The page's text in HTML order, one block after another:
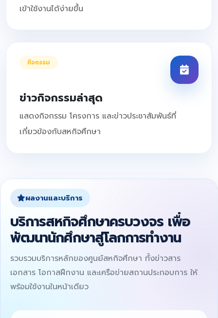
เข้าใช้งานได้ง่ายขึ้น
กิจกรรม
ข่าวกิจกรรมล่าสุด
แสดงกิจกรรม โครงการ และข่าวประชาสัมพันธ์ที่
เกี่ยวข้องกับสหกิจศึกษา
ผลงานและบริการ
บริการสหกิจศึกษาครบวงจร เพื่อ
พัฒนานักศึกษาสู่โลกการทำงาน
รวบรวมบริการหลักของศูนย์สหกิจศึกษา ทั้งข่าวสาร
เอกสาร โอกาสฝึกงาน และเครือข่ายสถานประกอบการ ให้
พร้อมใช้งานในหน้าเดียว